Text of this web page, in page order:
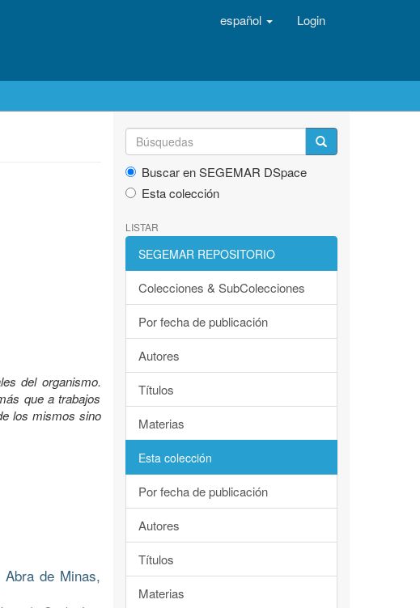
español Login
del organismo.
que a trabajos
los mismos sino
de Minas,
Buscar en SEGEMAR DSpace
Esta colección
LISTAR
SEGEMAR REPOSITORIO
Colecciones & SubColecciones
Por fecha de publicación
Autores
Títulos
Materias
Esta colección
Por fecha de publicación
Autores
Títulos
Materias